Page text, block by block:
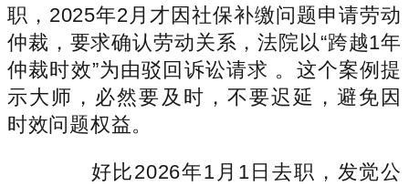
职，2025年2月才因社保补缴问题申请劳动
仲裁，要求确认劳动关系，法院以“跨越1年
仲裁时效”为由驳回诉讼请求 。这个案例提
示大师，必然要及时，不要迟延，避免因
时效问题权益。
好比2026年1月1日去职，发觉公